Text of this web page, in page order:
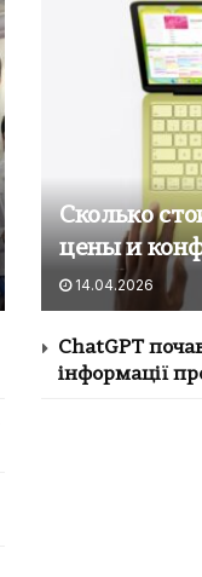
Сколько
цены и
14.04.2026
ChatGPT
інформації